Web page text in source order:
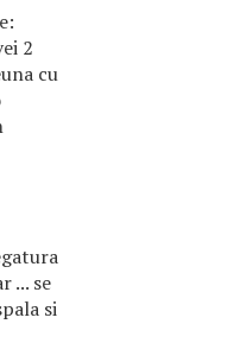
2
cu
... se
si